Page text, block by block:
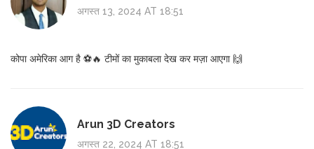
अगस्त 13, 2024 AT 18:51
कोपा अमेरिका आग है ⚽🔥 टीमों का मुकाबला देख कर मज़ा आएगा 🙌
Arun 3D Creators
अगस्त 22, 2024 AT 18:51